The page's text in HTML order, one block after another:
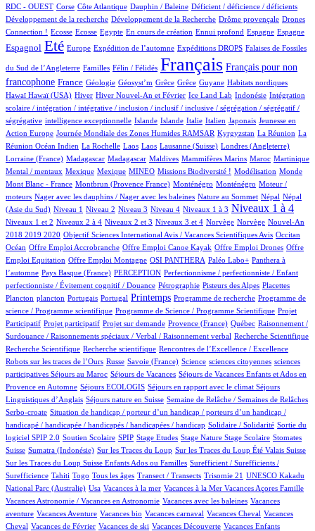
RDC - OUEST
1/523 Corse
11/523 Côte Atlantique
1/523 Dauphin / Baleine
1/523 Déficient / déficience / déficients
1/523
Développement de la recherche
1/523 Développement de la Recherche
1/523 Drôme provençale
11/523
Drones
Connection !
1/523 Ecosse
1/523 Ecosse
1/523 Egypte
9/523 En cours de création
1/523 Ennui profond
26/523 Espagne
14/523 Espagne
127/523
Espagnol
383/523 Eté
10/523 Europe
51/523 Expédition de l’automne
78/523 Expéditions DROPS
3/523 Falaises de Fossiles
du Sud de l’Angleterre Familles Félin / Félidés Français Français pour non
francophone
161/523 France
21/523 Géologie
1/523 Géosyst’m
1/523 Grêce
1/523 Grêce
1/523 Guyane
2/523 Habitats nordiques
1/523
Hawaï
1/523Hawaï (USA)
99/523 Hiver
15/523 Hiver Nouvel-An et Février
5/523 Ice Land Lab
1/523 Indonésie
1/523
Intégration
scolaire / intégration / intégrative / inclusion / inclusif / inclusive / ségrégation / ségrégatif /
ségrégative
1/523 intelligence exceptionnelle
6/523 Islande
5/523 Islande
2/523 Italie
26/523 Italien
4/523 Japonais
2/523
Jeunesse en
Action Europe
5/523 Journée Mondiale des Zones Humides RAMSAR
32/523 Kyrgyzstan
5/523 La Réunion
4/523
La
Réunion Océan Indien
1/523 La Rochelle
1/523 Laos
1/523 Laos
3/523 Lausanne (Suisse)
63/523 Londres (Angleterre)
1/523
Lorraine (France)
7/523 Madagascar
7/523 Madagascar
2/523 Maldives
1/523 Mammifères Marins
4/523 Maroc
11/523 Martinique
1/523
Mental / mentaux
1/523 Mexique
1/523 Mexique
14/523 MINEO
21/523 Missions Biodiversité !
1/523 Modélisation
3/523 Monde
1/523
Mont Blanc - France
5/523 Montbrun (Provence France)
4/523 Monténégro
4/523 Monténégro
1/523
Moteur /
moteurs
1/523 Nager avec les dauphins / Nager avec les baleines
2/523 Nature au Sommet
6/523 Népal
6/523
Népal
(Asie du Sud)
7/523 Niveau 1
11/523 Niveau 2
7/523 Niveau 3
44/523 Niveau 4
41/523 Niveaux 1 à 3
238/523 Niveaux 1 à 4
7/523
Niveaux 1 et 2
38/523 Niveaux 2 à 4
5/523 Niveaux 2 et 3
106/523 Niveaux 3 et 4
2/523 Norvège
2/523 Norvège
12/523
Nouvel-An
2018 2019 2020
1/523 Objectif Sciences International Avis / Vacances Scientifiques Avis
6/523 Occitan
64/523
Océan
1/523Offre Emploi Accrobranche
1/523 Offre Emploi Canoe Kayak
1/523 Offre Emploi Drones
1/523
Offre
Emploi Equitation
1/523 Offre Emploi Montagne
35/523 OSI PANTHERA
34/523 Paléo Labo+
34/523
Panthera à
l’automne
3/523 Pays Basque (France)
24/523 PERCEPTION
1/523
Perfectionnisme / perfectionniste / Enfant
perfectionniste / Évitement cognitif / Douance
2/523 Pétrographie
6/523 Pisteurs des Alpes
3/523 Placettes
1/523
Plancton
1/523 plancton
8/523 Portugais
1/523 Portugal
233/523 Printemps
1/523 Programme de recherche
1/523
Programme de
science / Programme scientifique
2/523 Programme de Science / Programme Scientifique
1/523
Projet
Participatif
1/523 Projet participatif
13/523 Projet sur demande
30/523 Provence (France)
3/523 Québec
1/523
Raisonnement /
Surdouance / Raisonnements spéciaux / Verbal / Raisonnement verbal
1/523 Recherche Scientifique
1/523
Recherche Scientifique
1/523 Recherche scientifique
1/523 Rencontres de l’Excellence / Excellence
3/523
Robots sur les traces de l’Ours
32/523 Russe
2/523 Savoie (France)
3/523 Science
1/523 sciences citoyennes
1/523
sciences
participatives
1/523 Séjours au Maroc
31/523 Séjours de Vacances
20/523
Séjours de Vacances Enfants et Ados en
Provence en Automne
3/523 Séjours ECOLOGIS
11/523 Séjours en rapport avec le climat
70/523
Séjours
Linguistiques d’Anglais
7/523 Séjours nature en Suisse
31/523 Semaine de Relâche / Semaines de Relâches
4/523
Serbo-croate
1/523
Situation de handicap / porteur d’un handicap / porteurs d’un handicap /
handicapé / handicapée / handicapés / handicapées / handicap
2/523 Solidaire / Solidarité
3/523
Sortie du
logiciel SPIP 2.0
22/523 Soutien Scolaire
3/523 SPIP
1/523 Stage Etudes
1/523 Stage Nature
3/523 Stage Scolaire
1/523 Stomates
78/523
Suisse
9/523Sumatra (Indonésie)
2/523 Sur les Traces du Loup
4/523 Sur les Traces du Loup Été Valais Suisse
3/523
Sur les Traces du Loup Suisse Enfants Ados ou Familles
1/523
Surefficient / Surefficients /
Surefficience
9/523 Tahiti
6/523 Togo
10/523 Tous les âges
31/523 Transect / Transects
1/523 Trisomie 21
1/523
UNESCO Kakadu
National Parc (Australie)
6/523 Usa
1/523 Vacances à la mer
1/523 Vacances à la Mer
1/523 Vacances Açores Famille
11/523
Vacances Astronomie / Vacances en Astronomie
1/523 Vacances avec les baleines
1/523
Vacances
aventure
3/523 Vacances Aventure
1/523 Vacances bio
1/523 Vacances carnaval
38/523 Vacances Cheval
1/523
Vacances
Cheval
14/523Vacances de Février
1/523 Vacances de ski
1/523 Vacances Découverte
10/523 Vacances Enfants
1/523